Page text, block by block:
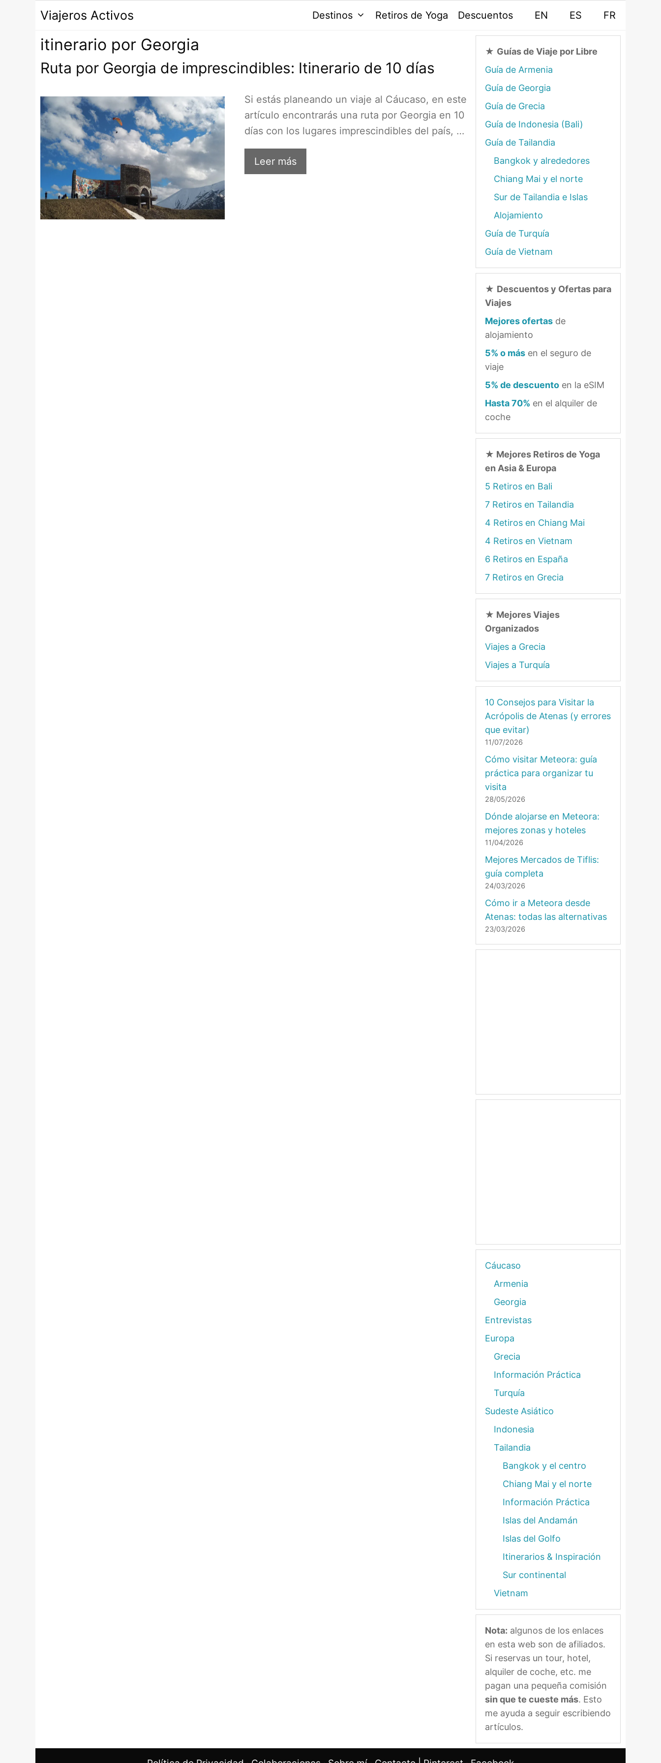
contenido
Viajeros Activos Destinos Retiros de Yoga Descuentos EN ES FR
itinerario por Georgia
Ruta por Georgia de imprescindibles: Itinerario de 10 días
Si estás planeando un viaje al Cáucaso, en este
artículo encontrarás una ruta por Georgia en 10
días con los lugares imprescindibles del país, …
Leer más
★ Guías de Viaje por Libre
Guía de Armenia
Guía de Georgia
Guía de Grecia
Guía de Indonesia (Bali)
Guía de Tailandia
Bangkok y alrededores
Chiang Mai y el norte
Sur de Tailandia e Islas
Alojamiento
Guía de Turquía
Guía de Vietnam
★ Descuentos y Ofertas para
Viajes
Mejores ofertas de
alojamiento
5% o más en el seguro de
viaje
5% de descuento en la eSIM
Hasta 70% en el alquiler de
coche
★ Mejores Retiros de Yoga
en Asia & Europa
5 Retiros en Bali
7 Retiros en Tailandia
4 Retiros en Chiang Mai
4 Retiros en Vietnam
6 Retiros en España
7 Retiros en Grecia
★ Mejores Viajes
Organizados
Viajes a Grecia
Viajes a Turquía
10 Consejos para Visitar la
Acrópolis de Atenas (y errores
que evitar)
11/07/2026
Cómo visitar Meteora: guía
práctica para organizar tu
visita
28/05/2026
Dónde alojarse en Meteora:
mejores zonas y hoteles
11/04/2026
Mejores Mercados de Tiflis:
guía completa
24/03/2026
Cómo ir a Meteora desde
Atenas: todas las alternativas
23/03/2026
Cáucaso
Armenia
Georgia
Entrevistas
Europa
Grecia
Información Práctica
Turquía
Sudeste Asiático
Indonesia
Tailandia
Bangkok y el centro
Chiang Mai y el norte
Información Práctica
Islas del Andamán
Islas del Golfo
Itinerarios & Inspiración
Sur continental
Vietnam
Nota: algunos de los enlaces
en esta web son de afiliados.
Si reservas un tour, hotel,
alquiler de coche, etc. me
pagan una pequeña comisión
sin que te cueste más. Esto
me ayuda a seguir escribiendo
artículos.